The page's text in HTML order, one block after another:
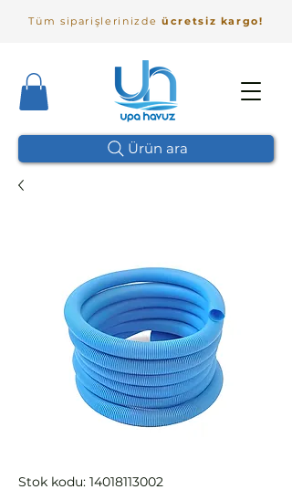
Tüm siparişlerinizde ücretsiz kargo!
Ürün ara
Stok kodu: 14018113002